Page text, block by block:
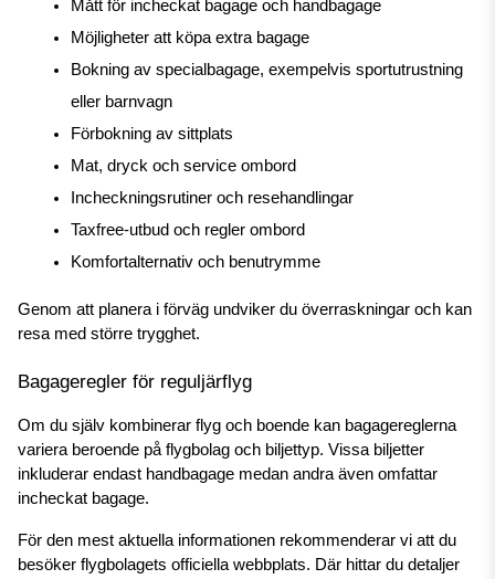
Mått för incheckat bagage och handbagage
Möjligheter att köpa extra bagage
Bokning av specialbagage, exempelvis sportutrustning
eller barnvagn
Förbokning av sittplats
Mat, dryck och service ombord
Incheckningsrutiner och resehandlingar
Taxfree-utbud och regler ombord
Komfortalternativ och benutrymme
Genom att planera i förväg undviker du överraskningar och kan
resa med större trygghet.
Bagageregler för reguljärflyg
Om du själv kombinerar flyg och boende kan bagagereglerna
variera beroende på flygbolag och biljettyp. Vissa biljetter
inkluderar endast handbagage medan andra även omfattar
incheckat bagage.
För den mest aktuella informationen rekommenderar vi att du
besöker flygbolagets officiella webbplats. Där hittar du detaljer